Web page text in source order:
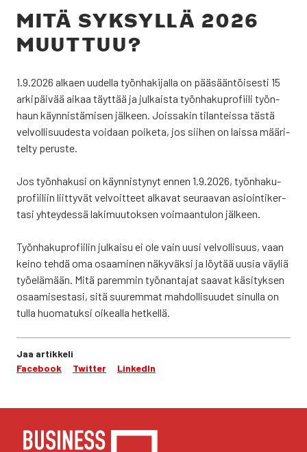
MITÄ SYK­SYL­LÄ 2026
MUUT­TUU?
1.9.2026 alkaen uudel­la työn­ha­ki­jal­la on pää­sään­töi­ses­ti 15
arki­päi­vää aikaa täyt­tää ja jul­kais­ta työn­ha­ku­pro­fii­li työn­
haun käyn­nis­tä­mi­sen jäl­keen. Jois­sa­kin tilan­teis­sa täs­tä
vel­vol­li­suu­des­ta voi­daan poi­ke­ta, jos sii­hen on lais­sa mää­ri­
tel­ty perus­te.
Jos työn­ha­kusi on käyn­nis­ty­nyt ennen 1.9.2026, työn­ha­ku­
pro­fii­liin liit­ty­vät vel­voit­teet alka­vat seu­raa­van asioin­ti­ker­
ta­si yhtey­des­sä laki­muu­tok­sen voi­maan­tu­lon jäl­keen.
Työn­ha­ku­pro­fii­lin jul­kai­su ei ole vain uusi vel­vol­li­suus, vaan
kei­no teh­dä oma osaa­mi­nen näky­väk­si ja löy­tää uusia väy­liä
työ­elä­mään. Mitä parem­min työ­nan­ta­jat saa­vat käsi­tyk­sen
osaa­mi­ses­ta­si, sitä suu­rem­mat mah­dol­li­suu­det sinul­la on
tul­la huo­ma­tuk­si oikeal­la het­kel­lä.
Jaa artikkeli
Facebook
Twitter LinkedIn
YHTEYS­TIE­DOT